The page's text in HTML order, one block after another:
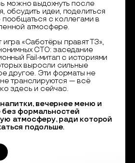
можно выдохнуть после
обсудить идеи, поделиться
с коллегами в
атмосфере.
«Саботёры правят ТЗ»,
CTO: заседание
Fail-митап с историями
выросли сильные
другое. Эти форматы не
транслируются — всё
здесь и сейчас.
вечернее меню и
формальностей
атмосферу, ради которой
подольше.